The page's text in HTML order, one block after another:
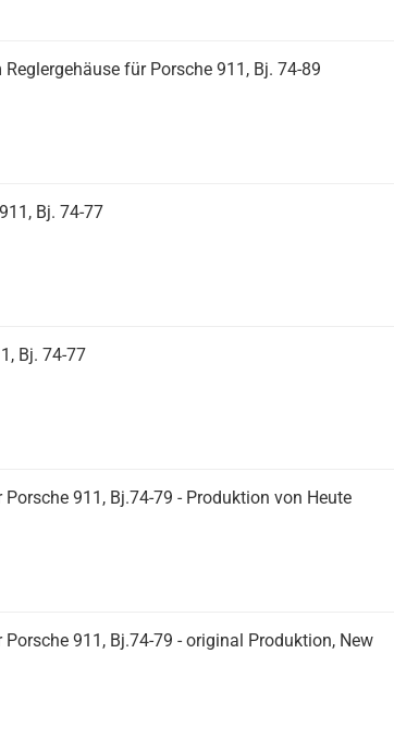
für Porsche 911, Bj. 74-89
Bj. 74-77
Bj. 74-77
911, Bj.74-79 - Produktion von Heute
911, Bj.74-79 - original Produktion, New